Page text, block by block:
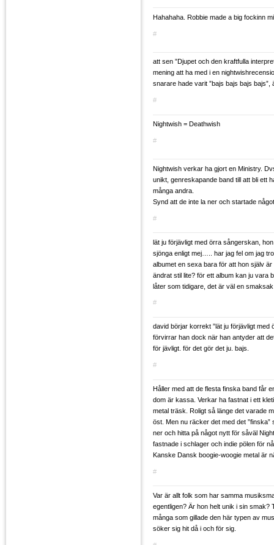
Hahahaha. Robbie made a big fockinn
#
att sen ”Djupet och den kraftfulla
mening att ha med i en
snarare hade varit ”bajs bajs bajs bajs”,
#
Nightwish = Deathwish
#
Nightwish verkar ha gjort en Ministry.
unikt, genreskapande band till att bli ett
många andra.
Synd att de inte la ner och startade
#
lät ju förjävligt med örra sångerskan,
sjönga enligt mej….. har jag fel om jag
albumet en sexa bara för att hon själv
ändrat stil lite? för ett album kan ju vara
låter som tidigare, det är väl en smaksak
#
david börjar korrekt ”lät ju förjävligt med
förvirrar han dock när han antyder att
för jävligt. för det gör det ju. bajs.
#
Håller med att de flesta finska band får
dom är kassa. Verkar ha fastnat i ett
metal träsk. Roligt så länge det varade
öst. Men nu räcker det med det ”finska”
ner och hitta på något nytt för såväl
fastnade i schlager och indie pölen för
Kanske Dansk boogie-woogie metal är
#
Var är allt folk som har samma
egentligen? Är hon helt unik i sin smak?
många som gillade den här typen av
söker sig hit då i och för sig.